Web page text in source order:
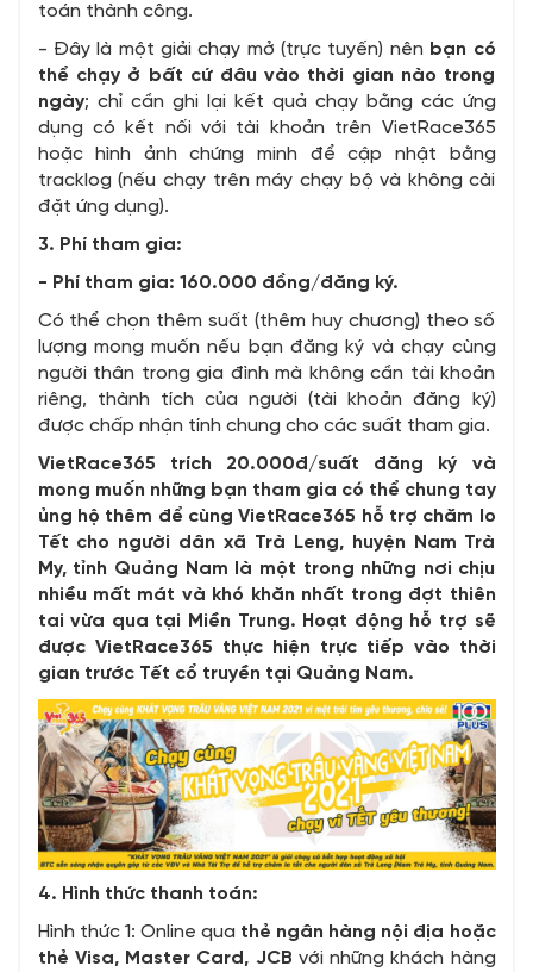
toán thành công.
- Đây là một giải chạy mở (trực tuyến) nên bạn có
thể chạy ở bất cứ đâu vào thời gian nào trong
ngày; chỉ cần ghi lại kết quả chạy bằng các ứng
dụng có kết nối với tài khoản trên VietRace365
hoặc hình ảnh chứng minh để cập nhật bằng
tracklog (nếu chạy trên máy chạy bộ và không cài
đặt ứng dụng).
3. Phí tham gia:
- Phí tham gia: 160.000 đồng/đăng ký.
Có thể chọn thêm suất (thêm huy chương) theo số
lượng mong muốn nếu bạn đăng ký và chạy cùng
người thân trong gia đình mà không cần tài khoản
riêng, thành tích của người (tài khoản đăng ký)
được chấp nhận tính chung cho các suất tham gia.
VietRace365 trích 20.000đ/suất đăng ký và
mong muốn những bạn tham gia có thể chung tay
ủng hộ thêm để cùng VietRace365 hỗ trợ chăm lo
Tết cho người dân xã Trà Leng, huyện Nam Trà
My, tỉnh Quảng Nam là một trong những nơi chịu
nhiều mất mát và khó khăn nhất trong đợt thiên
tai vừa qua tại Miền Trung. Hoạt động hỗ trợ sẽ
được VietRace365 thực hiện trực tiếp vào thời
gian trước Tết cổ truyền tại Quảng Nam.
4. Hình thức thanh toán:
Hình thức 1: Online qua thẻ ngân hàng nội địa hoặc
thẻ Visa, Master Card, JCB với những khách hàng